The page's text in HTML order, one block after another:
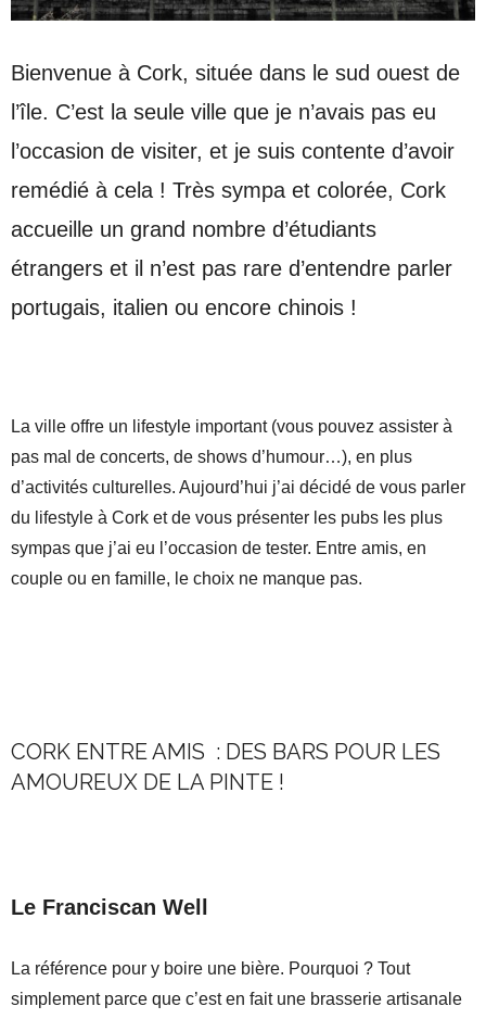
Bienvenue à Cork, située dans le sud ouest de
l’île. C’est la seule ville que je n’avais pas eu
l’occasion de visiter, et je suis contente d’avoir
remédié à cela ! Très sympa et colorée, Cork
accueille un grand nombre d’étudiants
étrangers et il n’est pas rare d’entendre parler
portugais, italien ou encore chinois !
La ville offre un lifestyle important (vous pouvez assister à
pas mal de concerts, de shows d’humour…), en plus
d’activités culturelles. Aujourd’hui j’ai décidé de vous parler
du lifestyle à Cork et de vous présenter les pubs les plus
sympas que j’ai eu l’occasion de tester. Entre amis, en
couple ou en famille, le choix ne manque pas.
CORK ENTRE AMIS : DES BARS POUR LES
AMOUREUX DE LA PINTE !
Le Franciscan Well
La référence pour y boire une bière. Pourquoi ? Tout
simplement parce que c’est en fait une brasserie artisanale